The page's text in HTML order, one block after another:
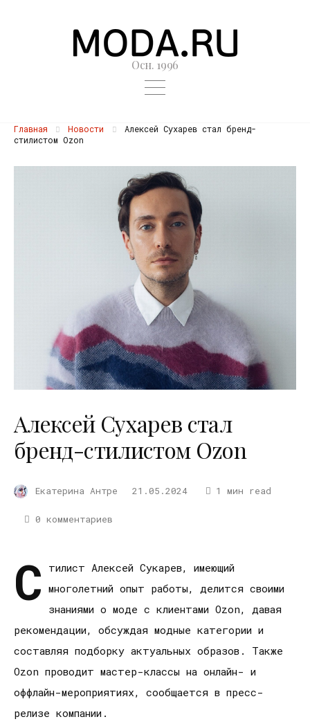
Осн. 1996
Главная Новости
Алексей Сухарев стал бренд-
стилистом Ozon
Алексей Сухарев стал
бренд-стилистом Ozon
Екатерина Антре 21.05.2024 1 мин read
0 комментариев
С тилист Алексей Сукарев, имеющий
многолетний опыт работы, делится своими
знаниями о моде с клиентами Ozon, давая
рекомендации, обсуждая модные категории и
составляя подборку актуальных образов. Также
Ozon проводит мастер-классы на онлайн- и
оффлайн-мероприятиях, сообщается в пресс-
релизе компании.